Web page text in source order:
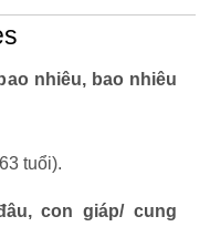
nhiêu, bao nhiêu
tuổi).
con giáp/ cung